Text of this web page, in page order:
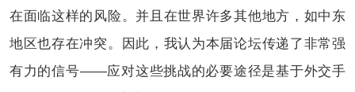
在面临这样的风险。并且在世界许多其他地方，如中东
地区也存在冲突。因此，我认为本届论坛传递了非常强
有力的信号——应对这些挑战的必要途径是基于外交手